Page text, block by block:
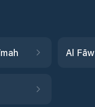
Al Fāw